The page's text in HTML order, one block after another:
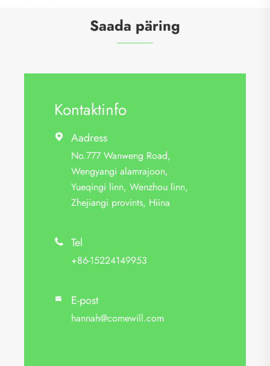
Saada päring
Kontaktinfo
 Aadress
No.777 Wanweng Road,
Wengyangi alamrajoon,
Yueqingi linn, Wenzhou linn,
Zhejiangi provints, Hiina
 Tel
+86-15224149953
 E-post
hannah@comewill.com